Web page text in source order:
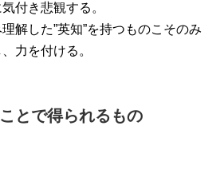
付き悲観する。
解した”英知”を持つものこそのみ
力を付ける。
とで得られるもの